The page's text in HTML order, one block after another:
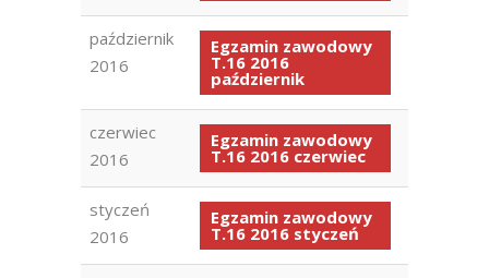
październik
2016
Egzamin zawodowy
T.16 2016
październik
czerwiec
2016
Egzamin zawodowy
T.16 2016 czerwiec
styczeń
2016
Egzamin zawodowy
T.16 2016 styczeń